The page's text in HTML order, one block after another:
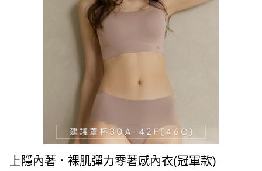
上隱內著．裸肌彈力零著感內衣(冠軍款)